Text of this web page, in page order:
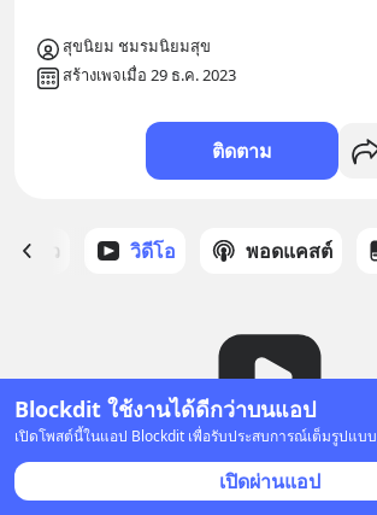
Blockdit ใช้งานได้ดีกว่าบนแอป
เปิดโพสต์นี้ในแอป Blockdit เพื่อรับประสบการณ์เต็มรูปแบบ
เปิดผ่านแอป
สุขนิยม ชมรมนิยมสุข
สร้างเพจเมื่อ 29 ธ.ค. 2023
ติดตาม
ด้ดาว วิดีโอ พอดแคสต์
ยังไม่มีวิดีโอ